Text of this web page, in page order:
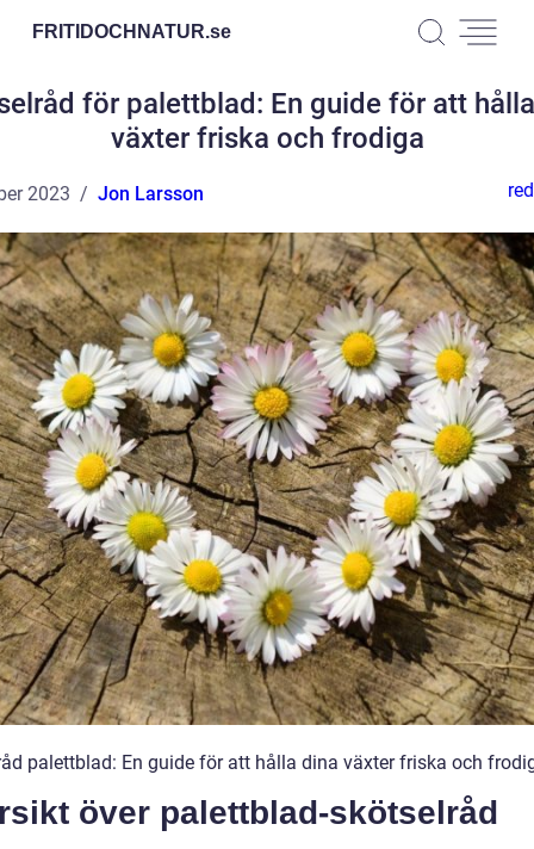
FRITIDOCHNATUR.se
för palettblad: En guide för att
växter friska och frodiga
2023 Jon Larsson
palettblad: En guide för att hålla dina växter friska och
över palettblad-skötselråd